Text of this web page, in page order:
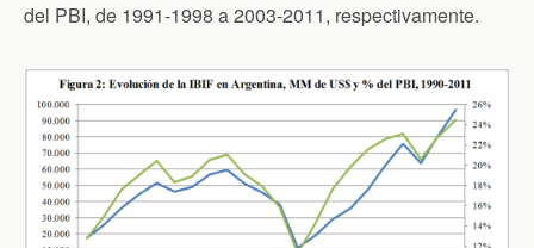
del PBI, de 1991-1998 a 2003-2011, respectivamente.